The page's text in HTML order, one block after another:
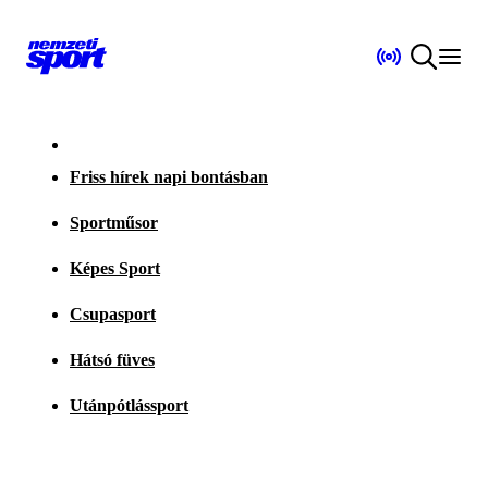
Friss hírek napi bontásban
Sportműsor
Képes Sport
Csupasport
Hátsó füves
Utánpótlássport